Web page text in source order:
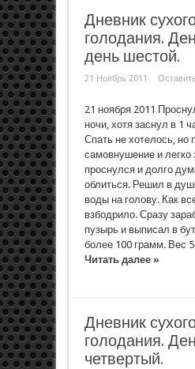
Дневник
голодания.
день шестой.
21 Ноябрь 2011
21 ноября 2011
ночи, хотя заснул в 1
Спать не хотелось, но
самовнушение и легко
проснулся и долго
облиться. Решил в
воды на голову. Как
взбодрило. Сразу
пузырь и выписал в
более 100 грамм. Вес
Читать далее »
Дневник
голодания.
четвертый.